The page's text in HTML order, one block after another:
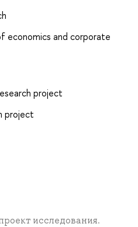
economics and corporate
project
project
исследования.